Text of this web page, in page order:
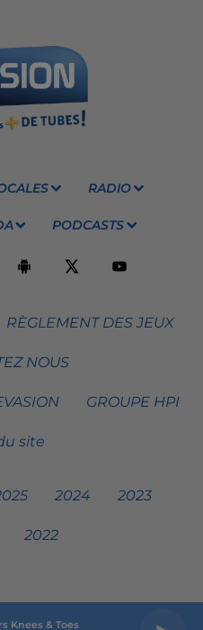
Knees & Toes
RADIO
PODCASTS
RÈGLEMENT DES JEUX
NOUS
GROUPE HPI
site
2024 2023
2022